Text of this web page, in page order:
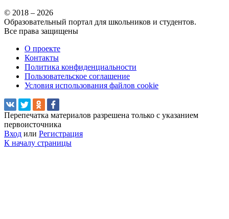
© 2018 – 2026
Образовательный портал для школьников и студентов.
Все права защищены
О проекте
Контакты
Политика конфиденциальности
Пользовательское соглашение
Условия использования файлов cookie
Перепечатка материалов разрешена только с указанием
первоисточника
Вход или Регистрация
К началу страницы